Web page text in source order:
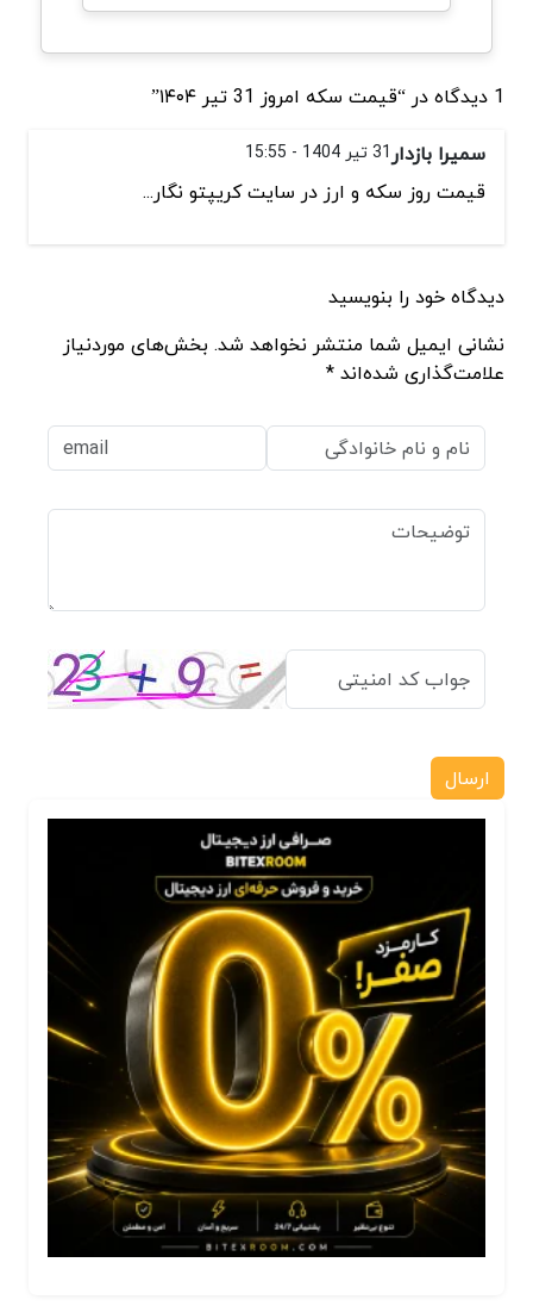
1 دیدگاه در “قیمت سکه امروز 31 تیر ۱۴۰۴”
سمیرا بازدار31 تیر 1404 - 15:55
قیمت روز سکه و ارز در سایت کریپتو نگار...
دیدگاه خود را بنویسید
نشانی ایمیل شما منتشر نخواهد شد. بخش‌های موردنیاز
علامت‌گذاری شده‌اند *
ارسال